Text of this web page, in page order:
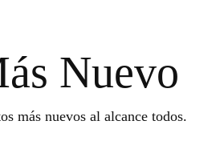
Nuevo
más nuevos al alcance todos.